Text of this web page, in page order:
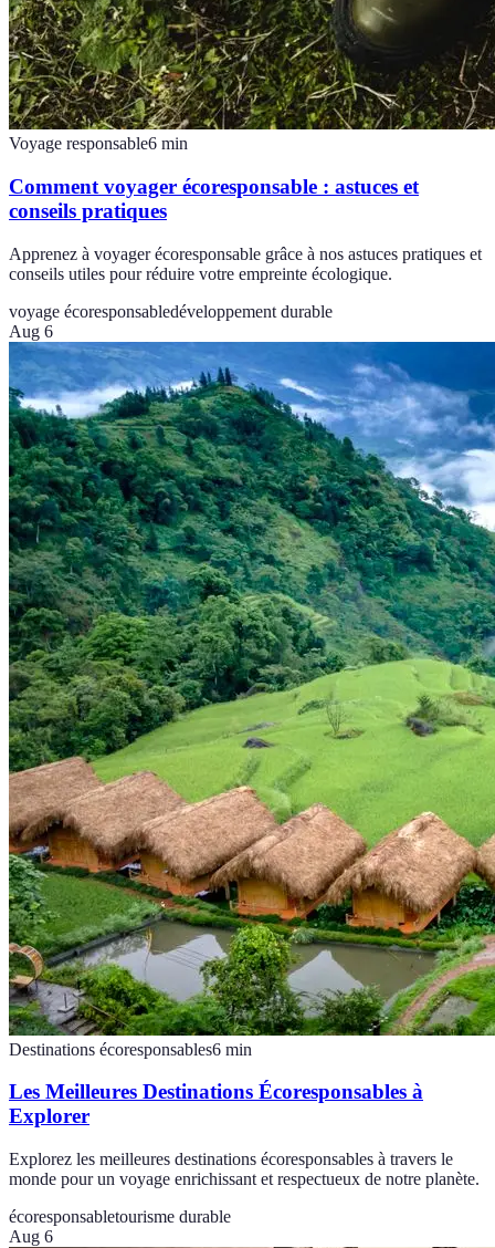
Voyage responsable6 min
Comment voyager écoresponsable : astuces et
conseils pratiques
Apprenez à voyager écoresponsable grâce à nos astuces pratiques et
conseils utiles pour réduire votre empreinte écologique.
voyage écoresponsabledéveloppement durable
Aug 6
Destinations écoresponsables6 min
Les Meilleures Destinations Écoresponsables à
Explorer
Explorez les meilleures destinations écoresponsables à travers le
monde pour un voyage enrichissant et respectueux de notre planète.
écoresponsabletourisme durable
Aug 6